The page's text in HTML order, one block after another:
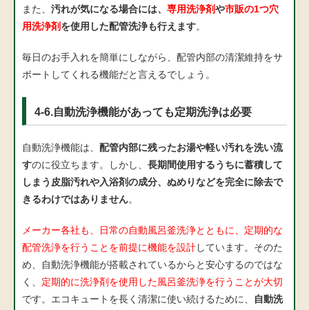
また、 汚れが気になる場合には、 専用洗浄剤や市販の1つ穴
用洗浄剤を使用した配管洗浄も行えます。
毎日のお手入れを簡単にしながら、配管内部の清潔維持をサ
ポートしてくれる機能だと言えるでしょう。
4-6.自動洗浄機能があっても定期洗浄は必要
自動洗浄機能は、 配管内部に残ったお湯や軽い汚れを洗い流
すのに役立ちます。しかし、 長期間使用するうちに蓄積して
しまう皮脂汚れや入浴剤の成分、ぬめりなどを完全に除去で
きるわけではありません。
メーカー各社も、日常の自動風呂釜洗浄とともに、定期的な
配管洗浄を行うことを前提に機能を設計しています。そのた
め、自動洗浄機能が搭載されているからと安心するのではな
く、 定期的に洗浄剤を使用した風呂釜洗浄を行うことが大切
です。エコキュートを長く清潔に使い続けるために、
自動洗